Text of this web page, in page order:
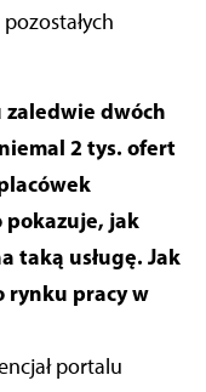
zaledwie dwóch
2 tys. ofert
pokazuje, jak
taką usługę. Jak
rynku pracy w
portalu